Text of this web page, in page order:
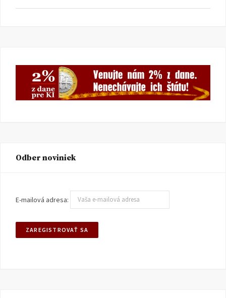
Odber noviniek
E-mailová adresa: